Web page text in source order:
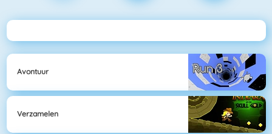
Avontuur
Verzamelen